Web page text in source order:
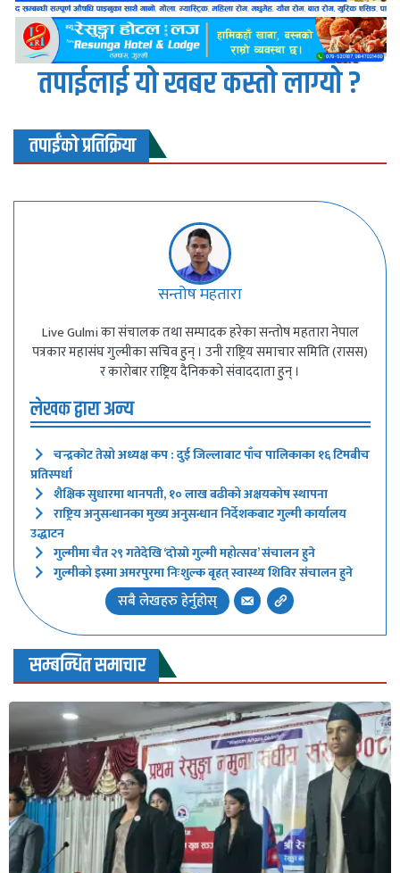
तपाईलाई यो खबर कस्तो लाग्यो ?
तपाईंको प्रतिक्रिया
सन्तोष महतारा
Live Gulmi का संचालक तथा सम्पादक हरेका सन्तोष महतारा नेपाल
पत्रकार महासंघ गुल्मीका सचिव हुन् । उनी राष्ट्रिय समाचार समिति (रासस)
र कारोबार राष्ट्रिय दैनिकको संवाददाता हुन् ।
लेखक द्वारा अन्य
चन्द्रकाेट तेस्रो अध्यक्ष कप : दुई जिल्लाबाट पाँच पालिकाका १६ टिमबीच
प्रतिस्पर्धा
शैक्षिक सुधारमा थानपती, १० लाख बढीको अक्षयकोष स्थापना
राष्ट्रिय अनुसन्धानका मुख्य अनुसन्धान निर्देशकबाट गुल्मी कार्यालय
उद्धाटन
गुल्मीमा चैत २९ गतेदेखि ‘दाेस्राे गुल्मी महोत्सव’ संचालन हुने
गुल्मीको इस्मा अमरपुरमा निःशुल्क बृहत् स्वास्थ्य शिविर संचालन हुने
सबै लेखहरु हेर्नुहोस्
सम्बन्धित समाचार